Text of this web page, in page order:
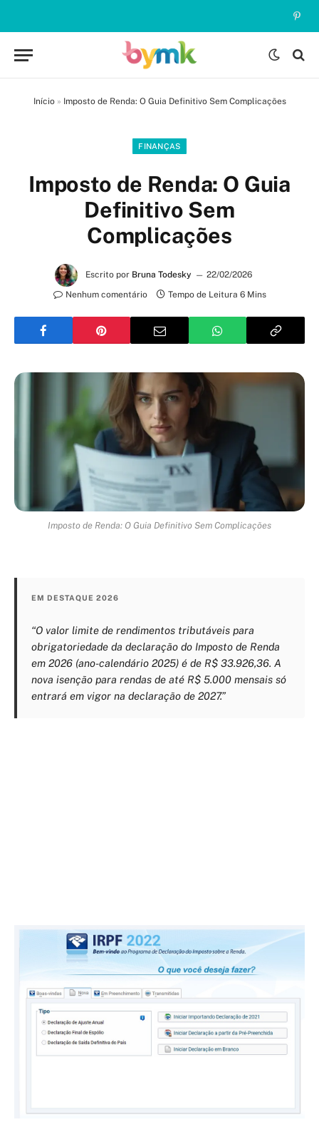
Início» Imposto de Renda: O Guia Definitivo Sem Complicações
FINANÇAS
Imposto de Renda: O Guia
Definitivo Sem
Complicações
Escrito por Bruna Todesky
22/02/2026
Nenhum comentário
Tempo de Leitura 6 Mins
Imposto de Renda: O Guia Definitivo Sem Complicações
EM DESTAQUE 2026
“O valor limite de rendimentos tributáveis para
obrigatoriedade da declaração do Imposto de Renda
em 2026 (ano-calendário 2025) é de R$ 33.926,36. A
nova isenção para rendas de até R$ 5.000 mensais só
entrará em vigor na declaração de 2027.”